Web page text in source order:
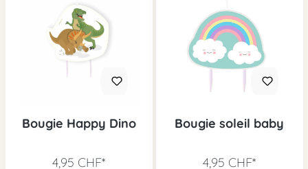
Bougie Happy Dino
4,95 CHF*
Bougie soleil baby
4,95 CHF*